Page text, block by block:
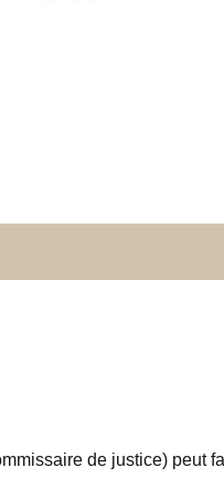
de justice) peut